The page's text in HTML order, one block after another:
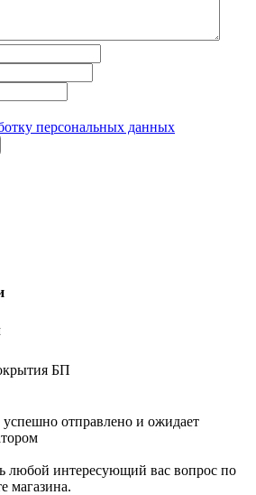
персональных данных
БП
отправлено и ожидает
любой интересующий вас вопрос по
магазина.